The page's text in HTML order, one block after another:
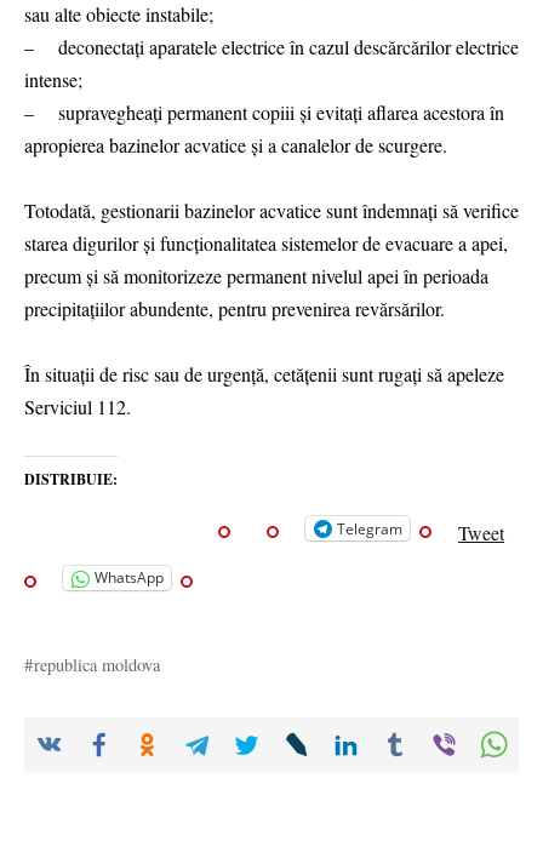
sau alte obiecte instabile;
– deconectați aparatele electrice în cazul descărcărilor electrice
intense;
– supravegheați permanent copiii și evitați aflarea acestora în
apropierea bazinelor acvatice și a canalelor de scurgere.
Totodată, gestionarii bazinelor acvatice sunt îndemnați să verifice
starea digurilor și funcționalitatea sistemelor de evacuare a apei,
precum și să monitorizeze permanent nivelul apei în perioada
precipitațiilor abundente, pentru prevenirea revărsărilor.
În situații de risc sau de urgență, cetățenii sunt rugați să apeleze
Serviciul 112.
DISTRIBUIE:
Telegram Tweet
WhatsApp
republica moldova